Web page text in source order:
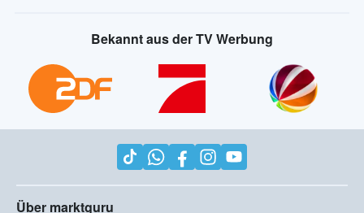
Bekannt aus der TV Werbung
Über marktguru